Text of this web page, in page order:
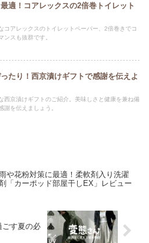
適！コアレックスの2倍巻トイレット
コアレックスのトイレットペーパー、2倍巻きでコ
ンスも抜群です。
たり！西京漬けギフトで感謝を伝えよ
西京漬けギフトのご紹介。美味しさと健康を兼ね備
謝を伝えましょう。
や花粉対策に最適！柔軟剤入り洗濯
「カーポッド部屋干しEX」レビュー
ごす夏の必